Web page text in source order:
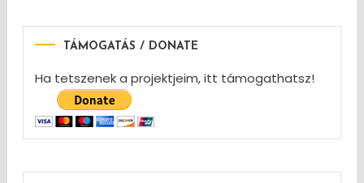
TÁMOGATÁS / DONATE
Ha tetszenek a projektjeim, itt támogathatsz!